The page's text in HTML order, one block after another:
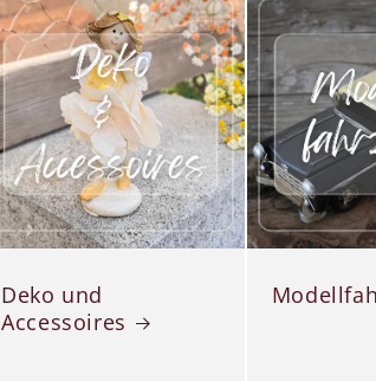
Deko und
Accessoires